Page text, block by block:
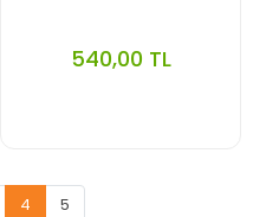
540,00 TL
4 5